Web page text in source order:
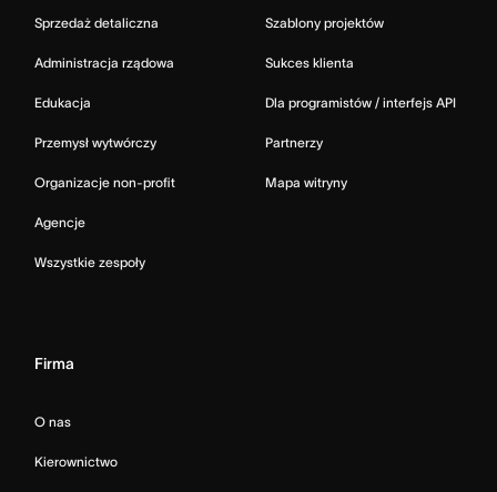
Sprzedaż detaliczna
Administracja rządowa
Edukacja
Przemysł wytwórczy
Organizacje non-profit
Agencje
Wszystkie zespoły
Szablony projektów
Sukces klienta
Dla programistów / interfejs API
Partnerzy
Mapa witryny
Firma
O nas
Kierownictwo